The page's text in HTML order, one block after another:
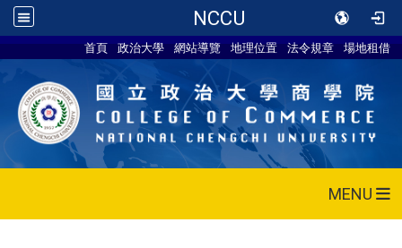
NCCU
首頁 政治大學 網站導覽 地理位置 法令規章 場地租借
MENU